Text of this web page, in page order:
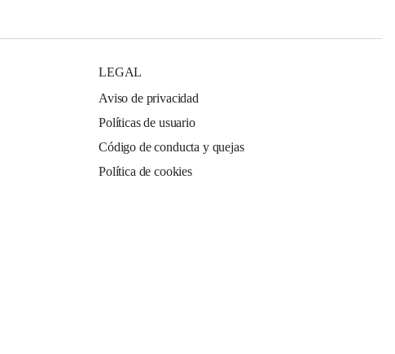
LEGAL
Aviso de privacidad
Políticas de usuario
Código de conducta y quejas
Política de cookies